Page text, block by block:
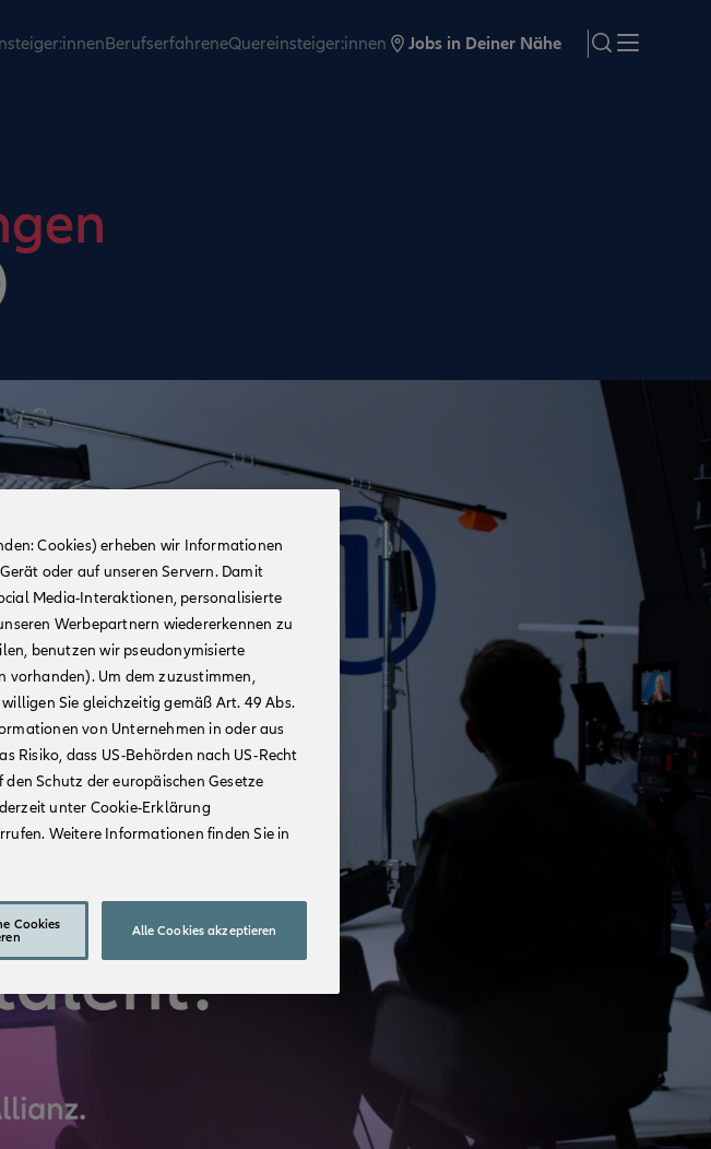
BerufserfahreneQuereinsteiger:innen Jobs in Deiner Nähe search
Cookies) erheben wir Informationen
oder auf unseren Servern. Damit
Media-Interaktionen, personalisierte
Werbepartnern wiedererkennen zu
benutzen wir pseudonymisierte
vorhanden). Um dem zuzustimmen,
Sie gleichzeitig gemäß Art. 49 Abs.
von Unternehmen in oder aus
Risiko, dass US-Behörden nach US-Recht
Schutz der europäischen Gesetze
unter Cookie-Erklärung
Weitere Informationen finden Sie in
Cookies
Alle Cookies akzeptieren